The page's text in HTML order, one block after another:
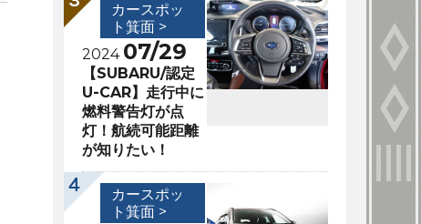
カースポッ
ト箕面 >
2024 07/29
【SUBARU/認定
U-CAR】走行中に
燃料警告灯が点
灯！航続可能距離
が知りたい！
カースポッ
ト箕面 >